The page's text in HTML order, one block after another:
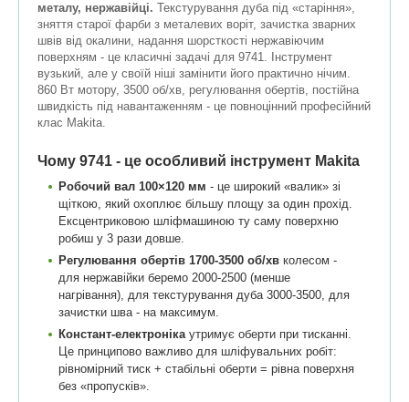
металу, нержавійці. Текстурування дуба під «старіння»,
зняття старої фарби з металевих воріт, зачистка зварних
швів від окалини, надання шорсткості нержавіючим
поверхням - це класичні задачі для 9741. Інструмент
вузький, але у своїй ніші замінити його практично нічим.
860 Вт мотору, 3500 об/хв, регулювання обертів, постійна
швидкість під навантаженням - це повноцінний професійний
клас Makita.
Чому 9741 - це особливий інструмент Makita
Робочий вал 100×120 мм - це широкий «валик» зі
щіткою, який охоплює більшу площу за один прохід.
Ексцентриковою шліфмашиною ту саму поверхню
робиш у 3 рази довше.
Регулювання обертів 1700-3500 об/хв колесом -
для нержавійки беремо 2000-2500 (менше
нагрівання), для текстурування дуба 3000-3500, для
зачистки шва - на максимум.
Констант-електронікаутримує оберти при тисканні.
Це принципово важливо для шліфувальних робіт:
рівномірний тиск + стабільні оберти = рівна поверхня
без «пропусків».